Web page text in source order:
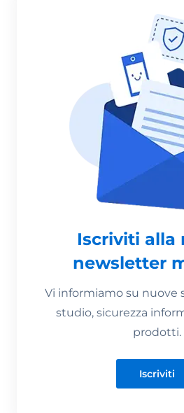
Iscriviti alla
newsletter
Vi informiamo su nuove
studio, sicurezza
prodotti.
Iscriviti